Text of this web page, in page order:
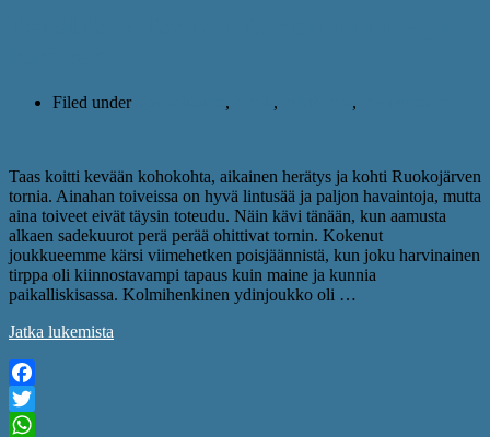
Filed under , , ,
Taas koitti kevään kohokohta, aikainen herätys ja kohti Ruokojärven
tornia. Ainahan toiveissa on hyvä lintusää ja paljon havaintoja, mutta
aina toiveet eivät täysin toteudu. Näin kävi tänään, kun aamusta
alkaen sadekuurot perä perää ohittivat tornin. Kokenut
joukkueemme kärsi viimehetken poisjäännistä, kun joku harvinainen
tirppa oli kiinnostavampi tapaus kuin maine ja kunnia
paikalliskisassa. Kolmihenkinen ydinjoukko oli …
Jatka lukemista
Facebook
Twitter